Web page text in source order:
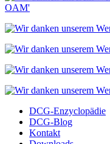
DCG-Enzyclopädie
DCG-Blog
Kontakt